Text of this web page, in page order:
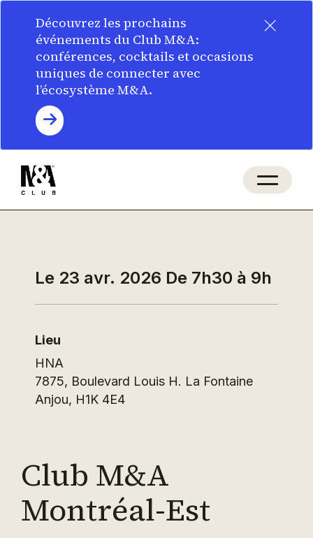
×
Découvrez les prochains
événements du Club M&A:
conférences, cocktails et occasions
uniques de connecter avec
l’écosystème M&A.
Le 23 avr. 2026 De 7h30 à 9h
Lieu
HNA
7875, Boulevard Louis H. La Fontaine
Anjou, H1K 4E4
Club M&A
Montréal-Est